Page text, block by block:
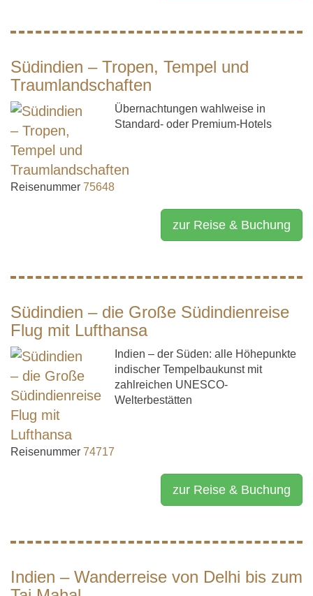
Südindien – Tropen, Tempel und
Traumlandschaften
Übernachtungen wahlweise in
Standard- oder Premium-Hotels
Reisenummer 75648
zur Reise & Buchung
Südindien – die Große Südindienreise
Flug mit Lufthansa
Indien – der Süden: alle Höhepunkte
indischer Tempelbaukunst mit
zahlreichen UNESCO-
Welterbestätten
Reisenummer 74717
zur Reise & Buchung
Indien – Wanderreise von Delhi bis zum